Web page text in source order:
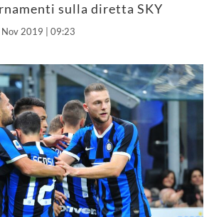
sulla diretta SKY
Nov 2019 | 09:23